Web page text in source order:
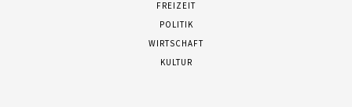
FREIZEIT
POLITIK
WIRTSCHAFT
KULTUR